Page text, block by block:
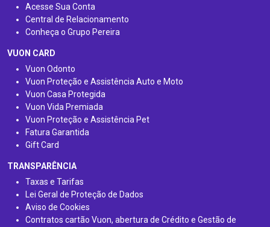
Acesse Sua Conta
Central de Relacionamento
Conheça o Grupo Pereira
VUON CARD
Vuon Odonto
Vuon Proteção e Assistência Auto e Moto
Vuon Casa Protegida
Vuon Vida Premiada
Vuon Proteção e Assistência Pet
Fatura Garantida
Gift Card
TRANSPARÊNCIA
Taxas e Tarifas
Lei Geral de Proteção de Dados
Aviso de Cookies
Contratos cartão Vuon, abertura de Crédito e Gestão de